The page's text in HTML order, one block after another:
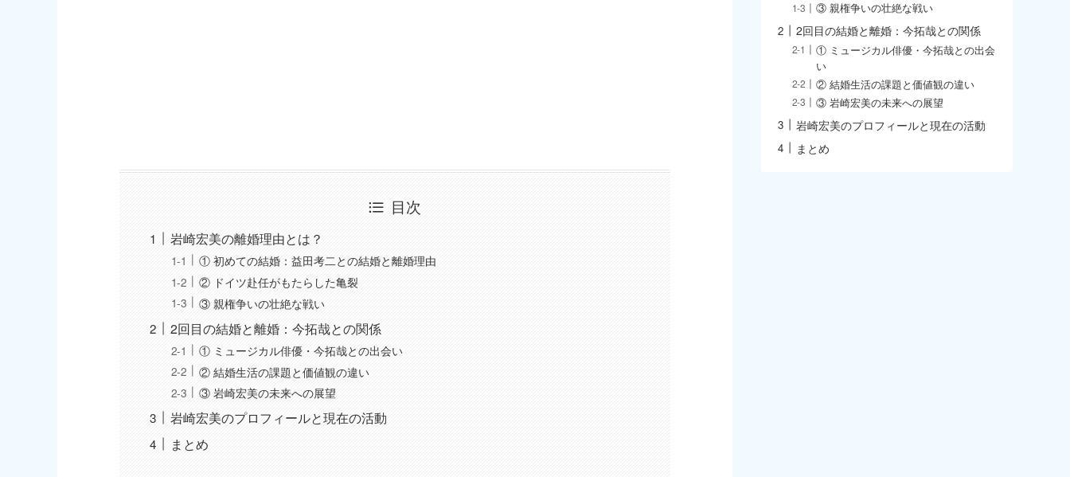
目次
岩崎宏美の離婚理由とは？
① 初めての結婚：益田考二との結婚と離婚理由
② ドイツ赴任がもたらした亀裂
③ 親権争いの壮絶な戦い
2回目の結婚と離婚：今拓哉との関係
① ミュージカル俳優・今拓哉との出会い
② 結婚生活の課題と価値観の違い
③ 岩崎宏美の未来への展望
岩崎宏美のプロフィールと現在の活動
まとめ
③ 親権争いの壮絶な戦い
2回目の結婚と離婚：今拓哉との関係
① ミュージカル俳優・今拓哉との出会
い
② 結婚生活の課題と価値観の違い
③ 岩崎宏美の未来への展望
岩崎宏美のプロフィールと現在の活動
まとめ